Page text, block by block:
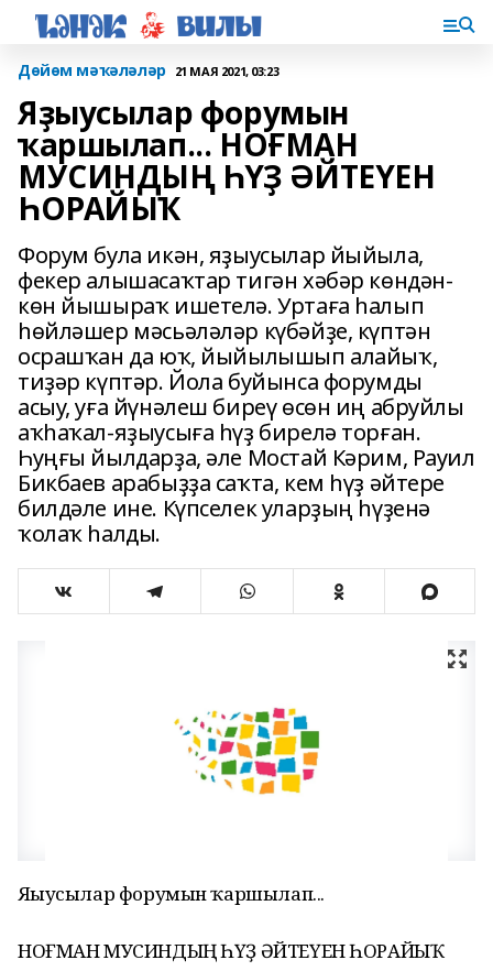
Дөйөм мәҡәләләр 21 МАЯ 2021, 03:23
Яҙыусылар форумын
ҡаршылап... НОҒМАН
МУСИНДЫҢ ҺҮҘ ӘЙТЕҮЕН
ҺОРАЙЫҠ
Форум була икән, яҙыусылар йыйыла,
фекер алышасаҡтар тигән хәбәр көндән-
көн йышыраҡ ишетелә. Уртаға һалып
һөйләшер мәсьәләләр күбәйҙе, күптән
осрашҡан да юҡ, йыйылышып алайыҡ,
тиҙәр күптәр. Йола буйынса форумды
асыу, уға йүнәлеш биреү өсөн иң абруйлы
аҡһаҡал-яҙыусыға һүҙ бирелә торған.
Һуңғы йылдарҙа, әле Мостай Кәрим, Рауил
Бикбаев арабыҙҙа саҡта, кем һүҙ әйтере
билдәле ине. Күпселек уларҙың һүҙенә
ҡолаҡ һалды.
Яҙыусылар форумын ҡаршылап...
НОҒМАН МУСИНДЫҢ ҺҮҘ ӘЙТЕҮЕН ҺОРАЙЫҠ